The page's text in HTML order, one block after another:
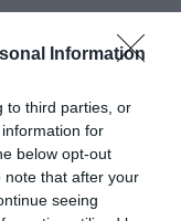
Information
to third parties, or
for
below opt-out
note that after your
seeing